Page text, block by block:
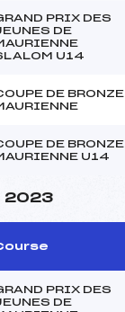
PRIX DES
DE
U14
DE BRONZE
DE BRONZE
U14
2023
PRIX DES
DE